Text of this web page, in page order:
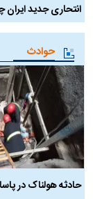
انتحاری جدید
حوادث